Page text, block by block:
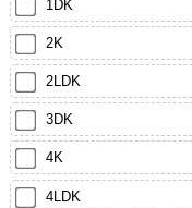
1DK
2K
2LDK
3DK
4K
4LDK